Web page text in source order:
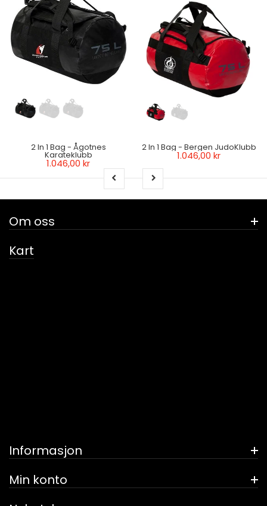
2 In 1 Bag - Ågotnes
Karateklubb
1.046,00 kr
2 In 1 Bag - Bergen JudoKlubb
1.046,00 kr
Om oss
Kart
Informasjon
Min konto